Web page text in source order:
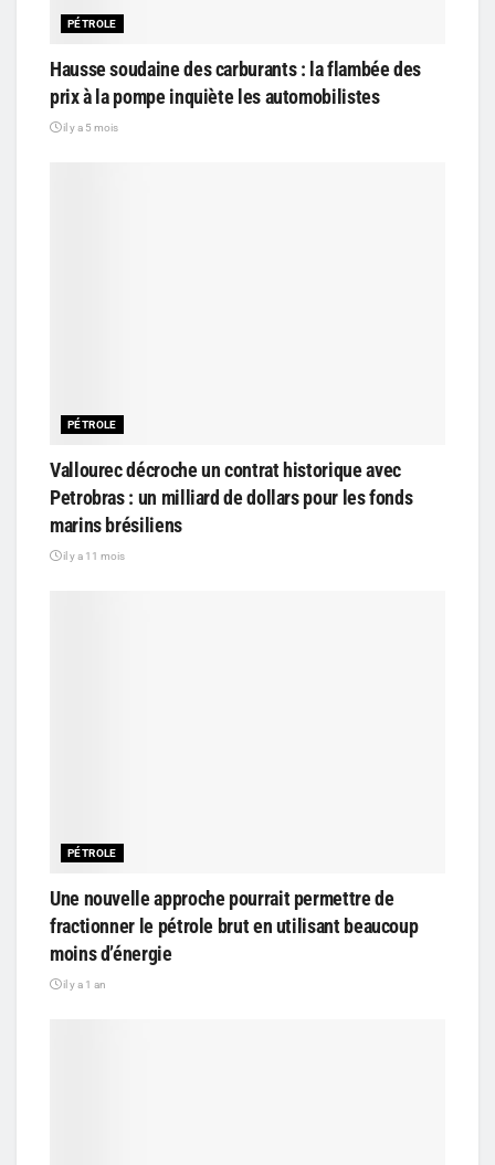
PÉTROLE
Hausse soudaine des carburants : la flambée des
prix à la pompe inquiète les automobilistes
il y a 5 mois
PÉTROLE
Vallourec décroche un contrat historique avec
Petrobras : un milliard de dollars pour les fonds
marins brésiliens
il y a 11 mois
PÉTROLE
Une nouvelle approche pourrait permettre de
fractionner le pétrole brut en utilisant beaucoup
moins d’énergie
il y a 1 an